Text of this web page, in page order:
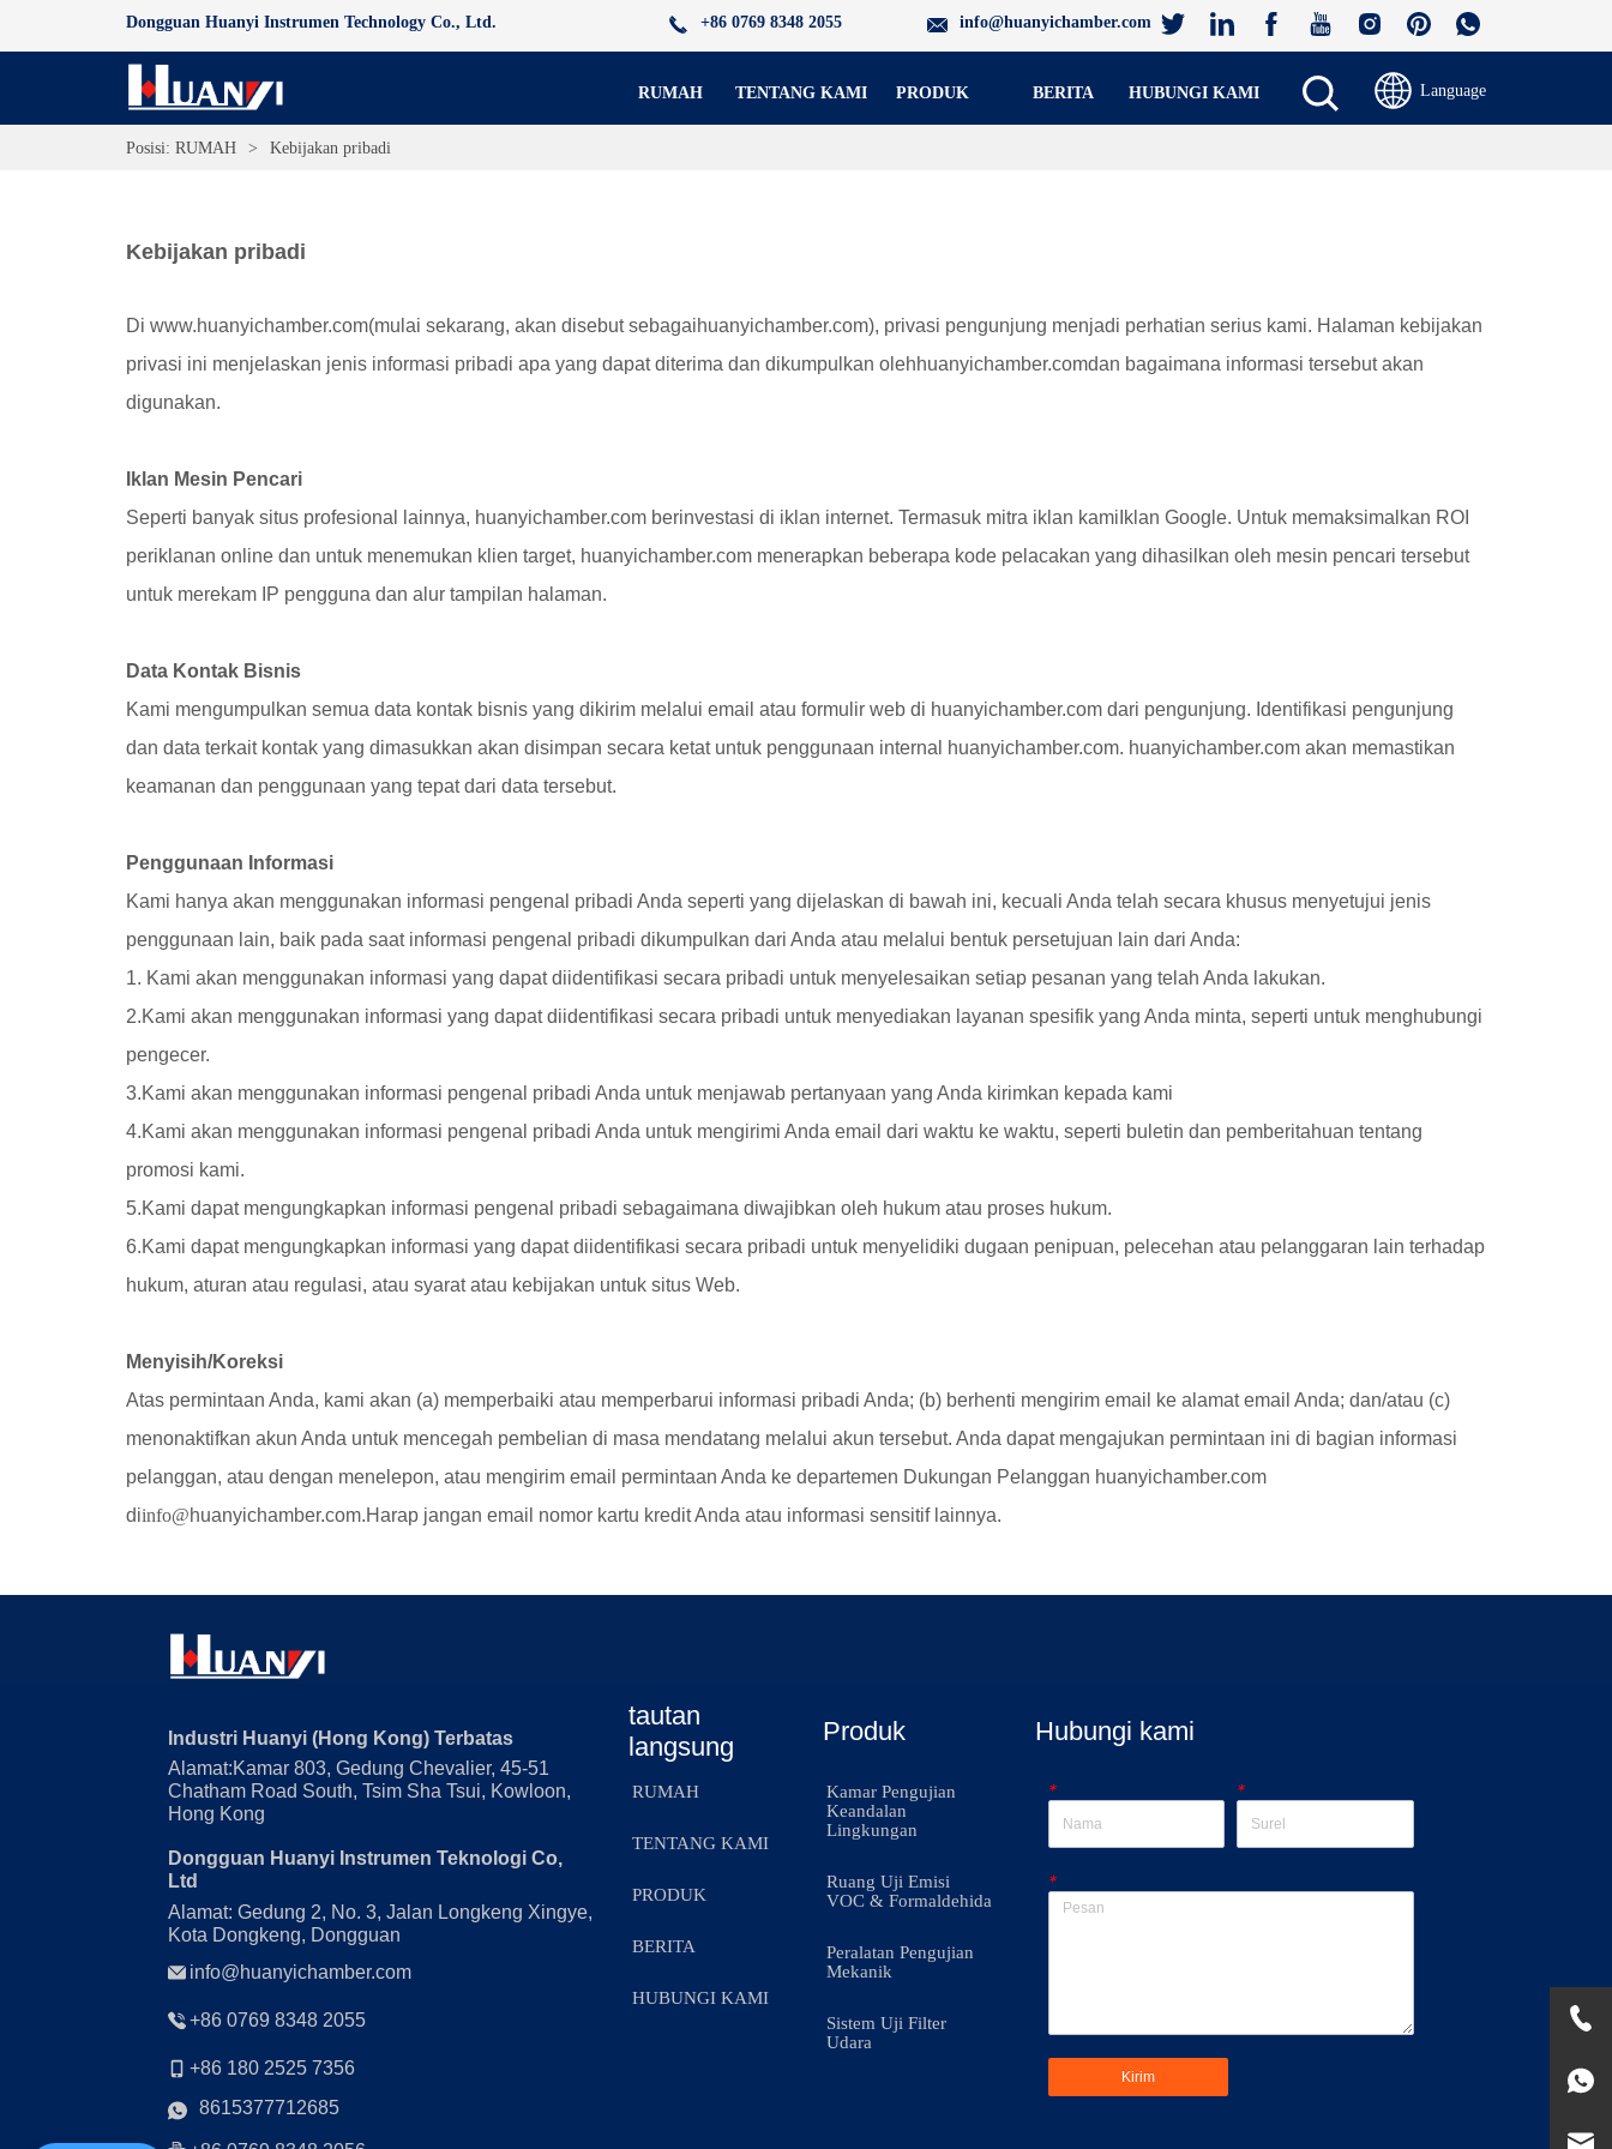
Dongguan Huanyi Instrumen Technology Co., Ltd. +86 0769 8348 2055 info@huanyichamber.com
RUMAH TENTANG KAMI PRODUK BERITA HUBUNGI KAMI Language
Posisi: RUMAH > Kebijakan pribadi
Kebijakan pribadi
Di www.huanyichamber.com(mulai sekarang, akan disebut sebagaihuanyichamber.com), privasi pengunjung menjadi perhatian serius kami. Halaman kebijakan
privasi ini menjelaskan jenis informasi pribadi apa yang dapat diterima dan dikumpulkan olehhuanyichamber.comdan bagaimana informasi tersebut akan
digunakan.
Iklan Mesin Pencari
Seperti banyak situs profesional lainnya, huanyichamber.com berinvestasi di iklan internet. Termasuk mitra iklan kami Iklan Google. Untuk memaksimalkan ROI
periklanan online dan untuk menemukan klien target, huanyichamber.com menerapkan beberapa kode pelacakan yang dihasilkan oleh mesin pencari tersebut
untuk merekam IP pengguna dan alur tampilan halaman.
Data Kontak Bisnis
Kami mengumpulkan semua data kontak bisnis yang dikirim melalui email atau formulir web di huanyichamber.com dari pengunjung. Identifikasi pengunjung
dan data terkait kontak yang dimasukkan akan disimpan secara ketat untuk penggunaan internal huanyichamber.com. huanyichamber.com akan memastikan
keamanan dan penggunaan yang tepat dari data tersebut.
Penggunaan Informasi
Kami hanya akan menggunakan informasi pengenal pribadi Anda seperti yang dijelaskan di bawah ini, kecuali Anda telah secara khusus menyetujui jenis
penggunaan lain, baik pada saat informasi pengenal pribadi dikumpulkan dari Anda atau melalui bentuk persetujuan lain dari Anda:
1. Kami akan menggunakan informasi yang dapat diidentifikasi secara pribadi untuk menyelesaikan setiap pesanan yang telah Anda lakukan.
2.Kami akan menggunakan informasi yang dapat diidentifikasi secara pribadi untuk menyediakan layanan spesifik yang Anda minta, seperti untuk menghubungi
pengecer.
3.Kami akan menggunakan informasi pengenal pribadi Anda untuk menjawab pertanyaan yang Anda kirimkan kepada kami
4.Kami akan menggunakan informasi pengenal pribadi Anda untuk mengirimi Anda email dari waktu ke waktu, seperti buletin dan pemberitahuan tentang
promosi kami.
5.Kami dapat mengungkapkan informasi pengenal pribadi sebagaimana diwajibkan oleh hukum atau proses hukum.
6.Kami dapat mengungkapkan informasi yang dapat diidentifikasi secara pribadi untuk menyelidiki dugaan penipuan, pelecehan atau pelanggaran lain terhadap
hukum, aturan atau regulasi, atau syarat atau kebijakan untuk situs Web.
Menyisih/Koreksi
Atas permintaan Anda, kami akan (a) memperbaiki atau memperbarui informasi pribadi Anda; (b) berhenti mengirim email ke alamat email Anda; dan/atau (c)
menonaktifkan akun Anda untuk mencegah pembelian di masa mendatang melalui akun tersebut. Anda dapat mengajukan permintaan ini di bagian informasi
pelanggan, atau dengan menelepon, atau mengirim email permintaan Anda ke departemen Dukungan Pelanggan huanyichamber.com
diinfo@huanyichamber.com.Harap jangan email nomor kartu kredit Anda atau informasi sensitif lainnya.
Industri Huanyi (Hong Kong) Terbatas
Alamat:Kamar 803, Gedung Chevalier, 45-51
Chatham Road South, Tsim Sha Tsui, Kowloon,
Hong Kong
Dongguan Huanyi Instrumen Teknologi Co,
Ltd
Alamat: Gedung 2, No. 3, Jalan Longkeng Xingye,
Kota Dongkeng, Dongguan
info@huanyichamber.com
+86 0769 8348 2055
+86 180 2525 7356
8615377712685
tautan
langsung
RUMAH
TENTANG KAMI
PRODUK
BERITA
HUBUNGI KAMI
Produk
Kamar Pengujian
Keandalan
Lingkungan
Ruang Uji Emisi
VOC & Formaldehida
Peralatan Pengujian
Mekanik
Sistem Uji Filter
Udara
Hubungi kami
* *
*
Kirim